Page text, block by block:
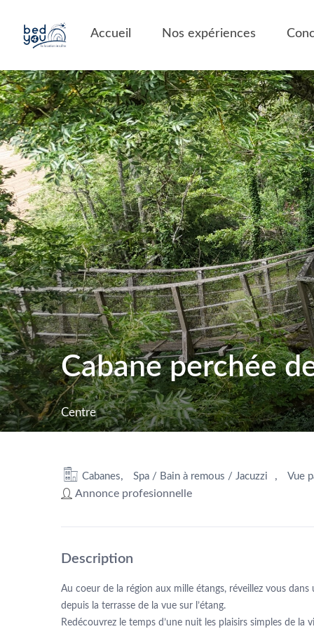
Accueil Nos expériences
Cabane perchée
Centre
Cabanes, Spa / Bain à remous / Jacuzzi , Vue
Annonce profesionnelle
Description
Au coeur de la région aux mille étangs, réveillez vous
depuis la terrasse de la vue sur l’étang.
Redécouvrez le temps d’une nuit les plaisirs simples de la